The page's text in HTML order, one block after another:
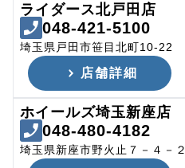
ライダース北戸田店
048-421-5100
埼玉県戸田市笹目北町10-22
店舗詳細
ホイールズ埼玉新座店
048-480-4182
埼玉県新座市野火止７－４－２